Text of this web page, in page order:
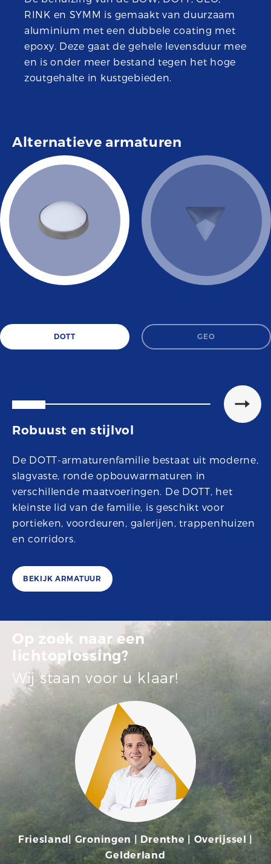
RINK en SYMM is gemaakt van duurzaam
aluminium met een dubbele coating met
epoxy. Deze gaat de gehele levensduur mee
en is onder meer bestand tegen het hoge
zoutgehalte in kustgebieden.
Alternatieve armaturen
DOTT GEO
Robuust en stijlvol
De DOTT-armaturenfamilie bestaat uit moderne,
slagvaste, ronde opbouwarmaturen in
verschillende maatvoeringen. De DOTT, het
kleinste lid van de familie, is geschikt voor
portieken, voordeuren, galerijen, trappenhuizen
en corridors.
BEKIJK ARMATUUR
Op zoek naar een
lichtoplossing?
Wij staan voor u klaar!
Friesland| Groningen | Drenthe | Overijssel |
Gelderland